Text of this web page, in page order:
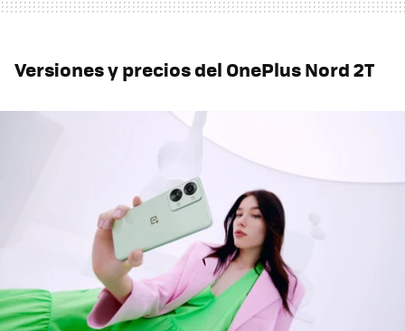
Versiones y precios del OnePlus Nord 2T